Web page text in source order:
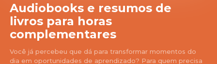
Audiobooks e resumos de
livros para horas
complementares
Você já percebeu que dá para transformar momentos do
dia em oportunidades de aprendizado? Para quem precisa